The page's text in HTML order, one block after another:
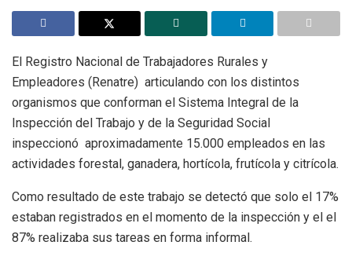
El Registro Nacional de Trabajadores Rurales y
Empleadores (Renatre) articulando con los distintos
organismos que conforman el Sistema Integral de la
Inspección del Trabajo y de la Seguridad Social
inspeccionó aproximadamente 15.000 empleados en las
actividades forestal, ganadera, hortícola, frutícola y citrícola.
Como resultado de este trabajo se detectó que solo el 17%
estaban registrados en el momento de la inspección y el el
87% realizaba sus tareas en forma informal.